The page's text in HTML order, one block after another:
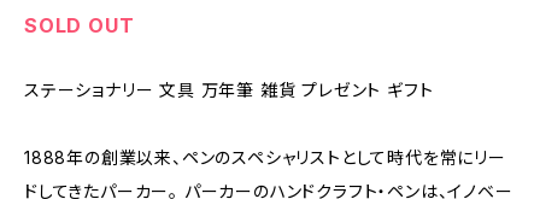
SOLD OUT
ステーショナリー 文具 万年筆 雑貨 プレゼント ギフト
1888年の創業以来、ペンのスペシャリストとして時代を常にリー
ドしてきたパーカー。 パーカーのハンドクラフト・ペンは、イノベー